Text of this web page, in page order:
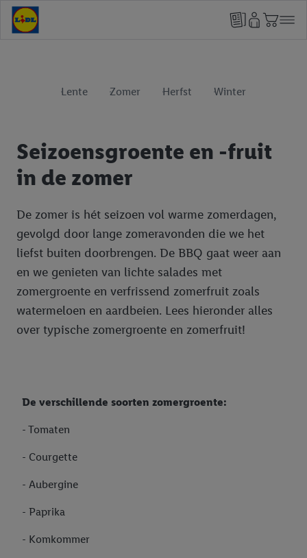
Lente Zomer Herfst Winter
Seizoensgroente en -fruit
in de zomer
De zomer is hét seizoen vol warme zomerdagen,
gevolgd door lange zomeravonden die we het
liefst buiten doorbrengen. De BBQ gaat weer aan
en we genieten van lichte salades met
zomergroente en verfrissend zomerfruit zoals
watermeloen en aardbeien. Lees hieronder alles
over typische zomergroente en zomerfruit!
De verschillende soorten zomergroente:
- Tomaten
- Courgette
- Aubergine
- Paprika
- Komkommer